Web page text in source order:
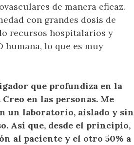
de manera eficaz.
con grandes dosis de
recursos hospitalarios y
humana, lo que es muy
que profundiza en la
en las personas. Me
un laboratorio, aislado y sin
Así que, desde el principio,
al paciente y el otro 50% a